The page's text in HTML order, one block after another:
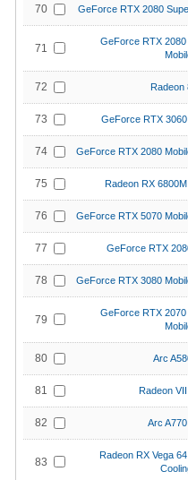
70 GeForce RTX 2080
71
GeForce RTX 2080
72 Radeon
73 GeForce RTX
74 GeForce RTX 2080
75 Radeon RX
76 GeForce RTX 5070
77 GeForce RTX
78 GeForce RTX 3080
79
GeForce RTX 2070
80 Arc
81 Radeon
82 Arc
83
Radeon RX Vega